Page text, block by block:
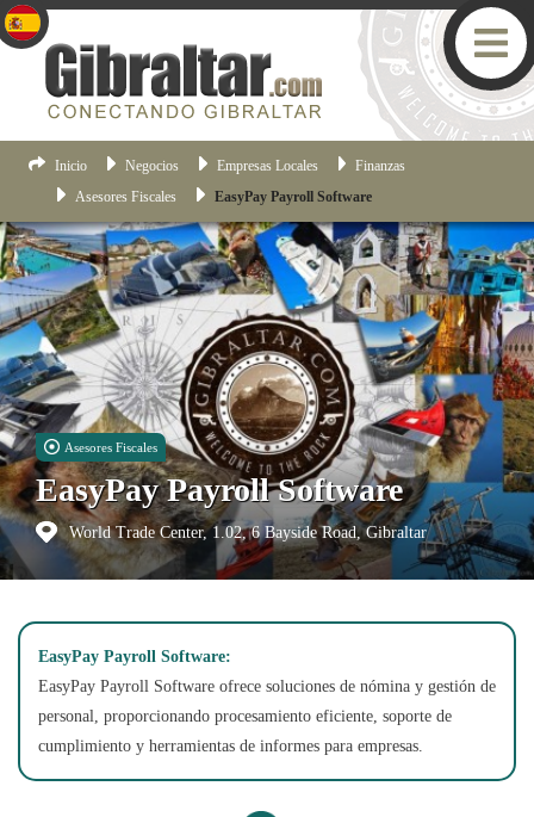
Inicio Negocios Empresas Locales
Finanzas
Asesores Fiscales
EasyPay Payroll Software
Asesores Fiscales
EasyPay Payroll Software
World Trade Center, 1.02, 6 Bayside Road, Gibraltar
EasyPay Payroll Software:
EasyPay Payroll Software ofrece soluciones de nómina y gestión de
personal, proporcionando procesamiento eficiente, soporte de
cumplimiento y herramientas de informes para empresas.